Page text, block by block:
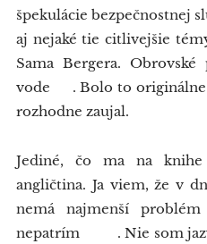
špekulácie bezpečnostnej
aj nejaké tie citlivejšie
Sama Bergera.
vode 👍. Bolo to
rozhodne zaujal.
Jediné, čo ma na
angličtina. Ja viem, že v
nemá najmenší
nepatrím 😅🤪. Nie som